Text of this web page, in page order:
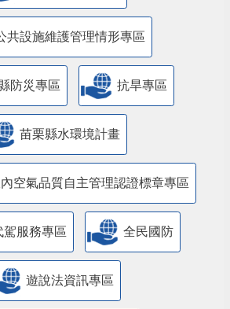
共設施維護管理情形專區
防災專區 抗旱專區
苗栗縣水環境計畫
空氣品質自主管理認證標章專區
駕服務專區 全民國防
遊說法資訊專區